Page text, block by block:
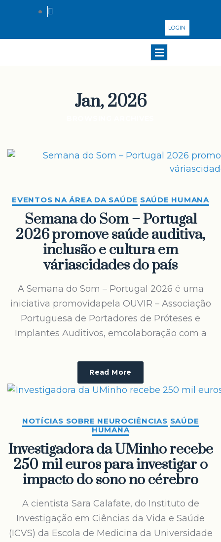
LOGIN
Jan, 2026
EVENTOS NA ÁREA DA SAÚDE SAÚDE HUMANA
Semana do Som – Portugal
2026 promove saúde auditiva,
inclusão e cultura em
váriascidades do país
A Semana do Som – Portugal 2026 é uma
iniciativa promovidapela OUVIR – Associação
Portuguesa de Portadores de Próteses e
Implantes Auditivos, emcolaboração com a
Read More
NOTÍCIAS SOBRE NEUROCIÊNCIAS SAÚDE
HUMANA
Investigadora da UMinho recebe
250 mil euros para investigar o
impacto do sono no cérebro
A cientista Sara Calafate, do Instituto de
Investigação em Ciências da Vida e Saúde
(ICVS) da Escola de Medicina da Universidade